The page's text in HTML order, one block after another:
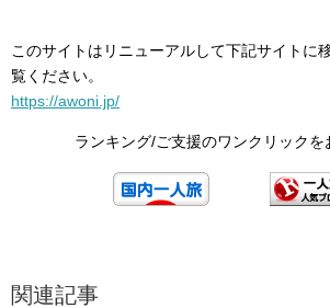
このサイトはリニューアルして下記サイトに
覧ください。
https://awoni.jp/
ランキング/ご支援のワンクリックを
関連記事